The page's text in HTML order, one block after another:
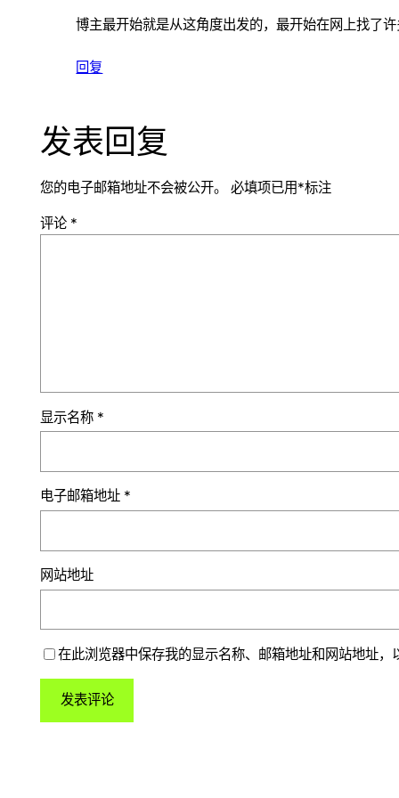
博主最开始就是从这角度出发的，最开始在网上找了
回复
发表回复
您的电子邮箱地址不会被公开。 必填项已用*标注
评论 *
显示名称 *
电子邮箱地址 *
网站地址
在此浏览器中保存我的显示名称、邮箱地址和网站地址，